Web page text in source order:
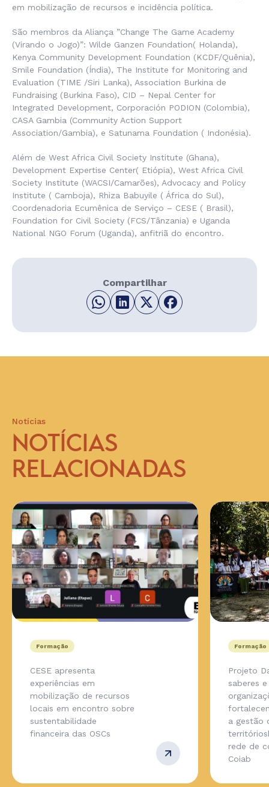
em mobilização de recursos e incidência política.
São membros da Aliança ”Change The Game Academy
(Virando o Jogo)”: Wilde Ganzen Foundation( Holanda),
Kenya Community Development Foundation (KCDF/Quênia),
Smile Foundation (Índia), The Institute for Monitoring and
Evaluation (TIME /Siri Lanka), Association Burkina de
Fundraising (Burkina Faso), CID – Nepal Center for
Integrated Development, Corporación PODION (Colombia),
CASA Gambia (Community Action Support
Association/Gambia), e Satunama Foundation ( Indonésia).
Além de West Africa Civil Society Institute (Ghana),
Development Expertise Center( Etiópia), West Africa Civil
Society Institute (WACSI/Camarões), Advocacy and Policy
Institute ( Camboja), Rhiza Babuyile ( África do Sul),
Coordenadoria Ecumênica de Serviço – CESE ( Brasil),
Foundation for Civil Society (FCS/Tânzania) e Uganda
National NGO Forum (Uganda), anfitriã do encontro.
Compartilhar
Notícias
NOTÍCIAS
RELACIONADAS
Formação
CESE apresenta
experiências em
mobilização de recursos
locais em encontro sobre
sustentabilidade
financeira das OSCs
Formação
Projeto
saberes
a gestão
rede de
Coiab